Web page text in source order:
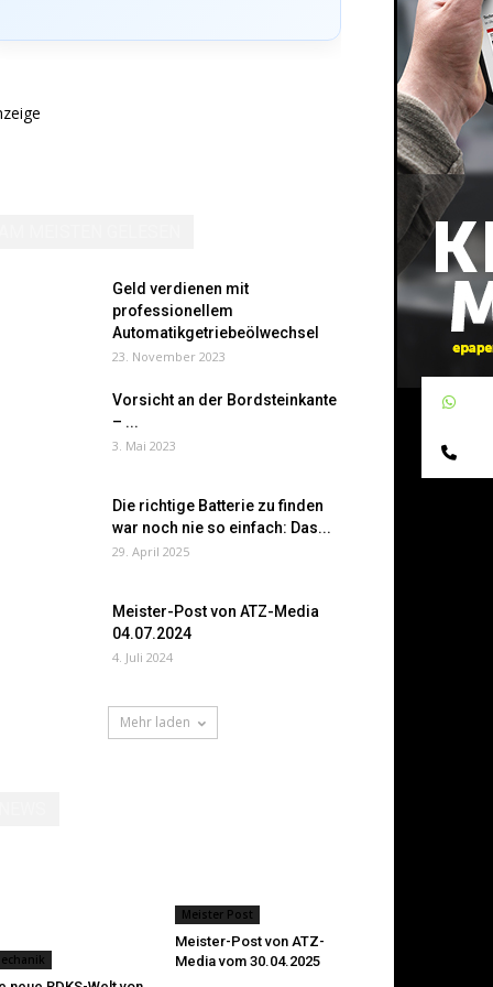
Geld verdienen mit
professionellem
Automatikgetriebeölwechsel
23. November 2023
Vorsicht an der Bordsteinkante
– ...
3. Mai 2023
Die richtige Batterie zu finden
war noch nie so einfach: Das...
29. April 2025
Meister-Post von ATZ-Media
04.07.2024
4. Juli 2024
Mehr laden
Meister Post
Meister-Post von ATZ-
Media vom 30.04.2025